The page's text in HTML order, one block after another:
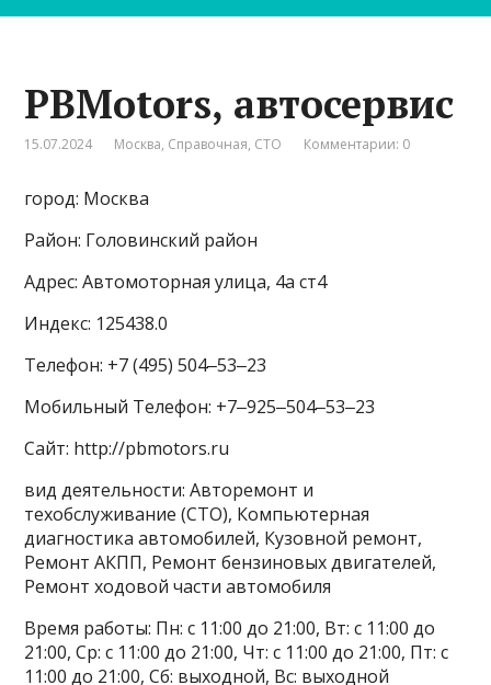
PBMotors, автосервис
15.07.2024 Москва, Справочная, СТО Комментарии: 0
город: Москва
Район: Головинский район
Адрес: Автомоторная улица, 4а ст4
Индекс: 125438.0
Телефон: +7 (495) 504‒53‒23
Мобильный Телефон: +7‒925‒504‒53‒23
Сайт: http://pbmotors.ru
вид деятельности: Авторемонт и
техобслуживание (СТО), Компьютерная
диагностика автомобилей, Кузовной ремонт,
Ремонт АКПП, Ремонт бензиновых двигателей,
Ремонт ходовой части автомобиля
Время работы: Пн: с 11:00 до 21:00, Вт: с 11:00 до
21:00, Ср: с 11:00 до 21:00, Чт: с 11:00 до 21:00, Пт: с
11:00 до 21:00, Сб: выходной, Вс: выходной